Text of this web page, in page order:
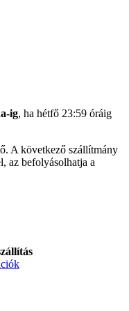
ig, ha hétfő 23:59 óráig
A következő szállítmány
az befolyásolhatja a